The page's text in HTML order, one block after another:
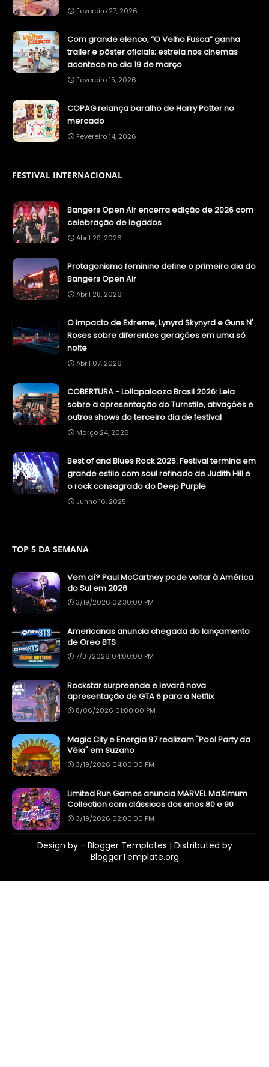
Fevereiro 27, 2026
Com grande elenco, “O Velho Fusca” ganha
trailer e pôster oficiais; estreia nos cinemas
acontece no dia 19 de março
Fevereiro 15, 2026
COPAG relança baralho de Harry Potter no
mercado
Fevereiro 14, 2026
FESTIVAL INTERNACIONAL
Bangers Open Air encerra edição de 2026 com
celebração de legados
Abril 29, 2026
Protagonismo feminino define o primeiro dia do
Bangers Open Air
Abril 28, 2026
O impacto de Extreme, Lynyrd Skynyrd e Guns N'
Roses sobre diferentes gerações em uma só
noite
Abril 07, 2026
COBERTURA - Lollapalooza Brasil 2026: Leia
sobre a apresentação do Turnstile, ativações e
outros shows do terceiro dia de festival
Março 24, 2026
Best of and Blues Rock 2025: Festival termina em
grande estilo com soul refinado de Judith Hill e
o rock consagrado do Deep Purple
Junho 16, 2025
TOP 5 DA SEMANA
Vem aí? Paul McCartney pode voltar à América
do Sul em 2026
3/19/2026 02:30:00 PM
Americanas anuncia chegada do lançamento
de Oreo BTS
7/31/2026 04:00:00 PM
Rockstar surpreende e levará nova
apresentação de GTA 6 para a Netflix
8/06/2026 01:00:00 PM
Magic City e Energia 97 realizam "Pool Party da
Véia" em Suzano
3/19/2026 04:00:00 PM
Limited Run Games anuncia MARVEL MaXimum
Collection com clássicos dos anos 80 e 90
3/19/2026 02:00:00 PM
Design by - Blogger Templates | Distributed by
BloggerTemplate.org